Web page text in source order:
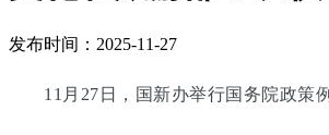
发布时间：2025-11-27
11月27日，国新办举行国务院政策